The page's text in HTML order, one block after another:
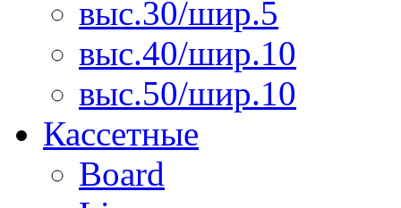
выс.30/шир.5
выс.40/шир.10
выс.50/шир.10
Кассетные
Board